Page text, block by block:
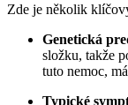
Zde je několik
Genetická
složku, takže
tuto nemoc,
Typické